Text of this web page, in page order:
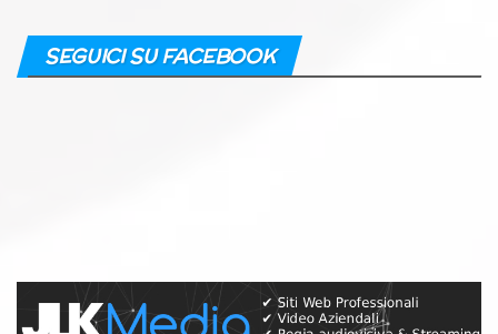
SEGUICI SU FACEBOOK